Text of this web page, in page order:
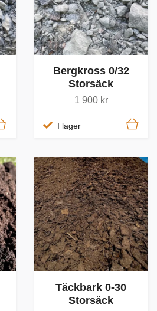
Bergkross 0/32
Storsäck
1 900 kr
I lager
Täckbark 0-30
Storsäck